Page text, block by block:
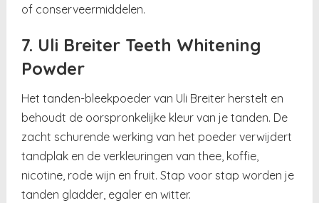
of conserveermiddelen.
7. Uli Breiter Teeth Whitening
Powder
Het tanden-bleekpoeder van Uli Breiter herstelt en
behoudt de oorspronkelijke kleur van je tanden. De
zacht schurende werking van het poeder verwijdert
tandplak en de verkleuringen van thee, koffie,
nicotine, rode wijn en fruit. Stap voor stap worden je
tanden gladder, egaler en witter.